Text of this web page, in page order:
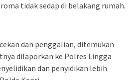
tidak sedap di belakang rumah.
dan penggalian, ditemukan
dilaporkan ke Polres Lingga
dan penyidikan lebih